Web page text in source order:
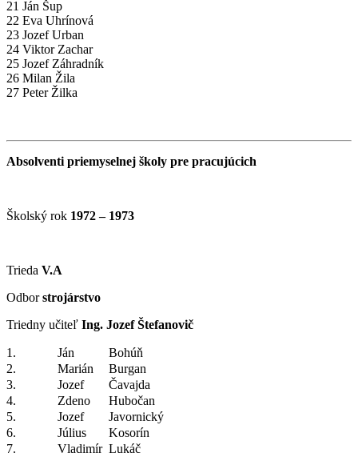
21 Ján Šup
22 Eva Uhrínová
23 Jozef Urban
24 Viktor Zachar
25 Jozef Záhradník
26 Milan Žila
27 Peter Žilka
Absolventi priemyselnej školy pre pracujúcich
Školský rok 1972 – 1973
Trieda V.A
Odborstrojárstvo
Triedny učiteľ Ing. Jozef Štefanovič
1. Ján
Bohúň
2.
Marián
Burgan
3.
Jozef
Čavajda
4.
Zdeno
Hubočan
5.
Jozef
Javornický
6.
Július
Kosorín
7.
Vladimír Lukáč